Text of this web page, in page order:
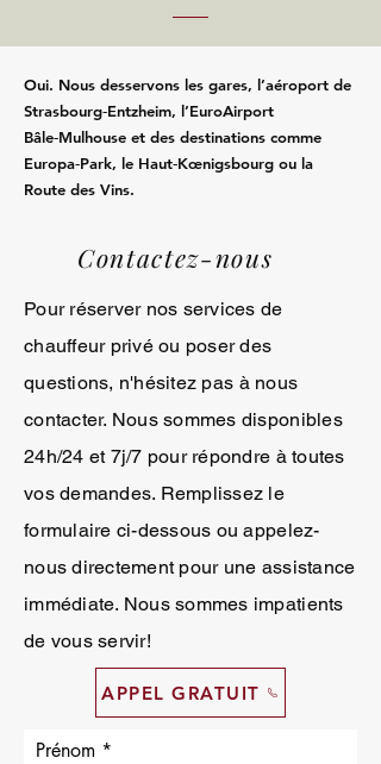
Oui. Nous desservons les gares, l’aéroport de
Strasbourg‑Entzheim, l’EuroAirport
Bâle‑Mulhouse et des destinations comme
Europa‑Park, le Haut‑Kœnigsbourg ou la
Route des Vins.
Contactez-nous
Pour réserver nos services de
chauffeur privé ou poser des
questions, n'hésitez pas à nous
contacter. Nous sommes disponibles
24h/24 et 7j/7 pour répondre à toutes
vos demandes. Remplissez le
formulaire ci-dessous ou appelez-
nous directement pour une assistance
immédiate. Nous sommes impatients
de vous servir!
APPEL GRATUIT
Prénom